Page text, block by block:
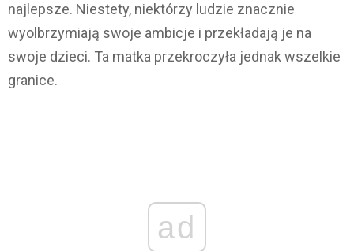
najlepsze. Niestety, niektórzy ludzie znacznie
wyolbrzymiają swoje ambicje i przekładają je na
swoje dzieci. Ta matka przekroczyła jednak wszelkie
granice.
ad